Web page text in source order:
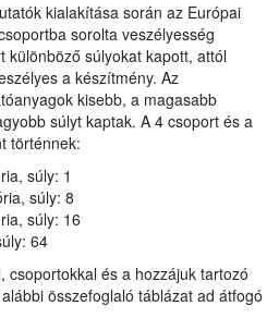
kialakítása során az Európai
sorolta veszélyesség
különböző súlyokat kapott, attól
a készítmény. Az
kisebb, a magasabb
súlyt kaptak. A 4 csoport és a
történnek:
súly: 1
súly: 8
súly: 16
64
csoportokkal és a hozzájuk tartozó
összefoglaló táblázat ad átfogó